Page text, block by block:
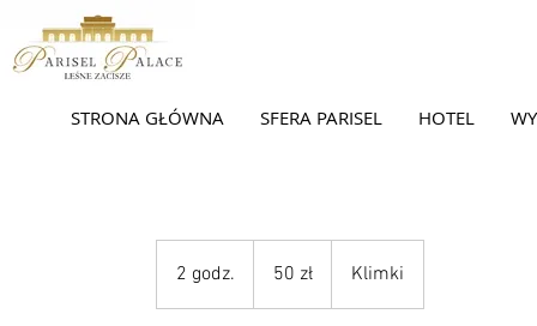
STRONA GŁÓWNA SFERA PARISEL HOTEL
2 godz.
g
polskich
50 zł Klimki